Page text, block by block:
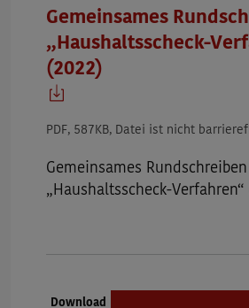
Gemeinsames
„Haushaltsscheck-
(2022)
PDF, 587KB, Datei ist nicht
Gemeinsames Rundschreiben
„Haushaltsscheck-Verfahren“
Dokumenttyp:
Download